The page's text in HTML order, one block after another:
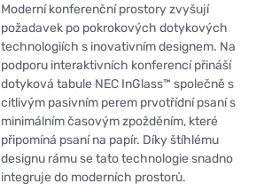
Moderní konferenční prostory zvyšují
požadavek po pokrokových dotykových
technologiích s inovativním designem. Na
podporu interaktivních konferencí přináší
dotyková tabule NEC InGlass™ společně s
citlivým pasivním perem prvotřídní psaní s
minimálním časovým zpožděním, které
připomíná psaní na papír. Díky štíhlému
designu rámu se tato technologie snadno
integruje do moderních prostorů.